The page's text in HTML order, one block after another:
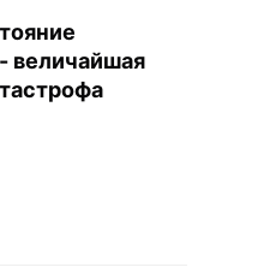
величайшая